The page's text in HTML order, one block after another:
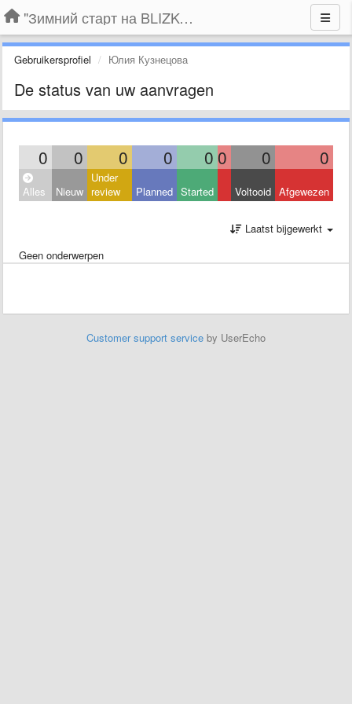
"Зимний старт на BLIZKO.ru". Конкурс компаний
Gebruikersprofiel Юлия Кузнецова
De status van uw aanvragen
0 0 0 0 0 0 0 0
Alles Nieuw
Under
review
Planned Started Voltooid Afgewezen
Laatst bijgewerkt
Geen onderwerpen
Customer support service by UserEcho